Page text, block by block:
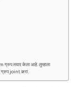
ग्रुप तयार केला आहे. तुम्हाला
ग्रुप joint करा.